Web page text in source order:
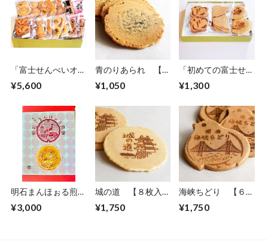
「富士せんべいオー
¥5,600
青のりあられ 【６
¥1,050
「初めての富士せん
¥1,300
明石まんほぉる煎
ット
¥3,000
城の道 【８枚入り
¥1,750
海峡ちどり 【６枚
¥1,750